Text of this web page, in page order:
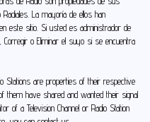
La mayoría de ellos han
este sitio. Si usted es administrador de
Corregir o Eliminar el suyo si se encuentra
Stations are properties of their respective
them have shared and wanted their signal
of a Television Channel or Radio Station